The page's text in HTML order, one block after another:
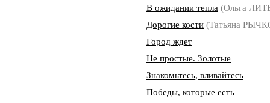
В ожидании тепла (Ольга
Дорогие кости (Татьяна
Город ждет
Не простые. Золотые
Знакомьтесь, вливайтесь
Победы, которые есть